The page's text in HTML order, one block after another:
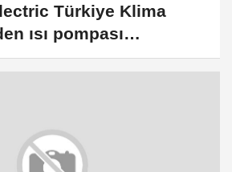
Türkiye Klima
ısı pompası
ayına özel